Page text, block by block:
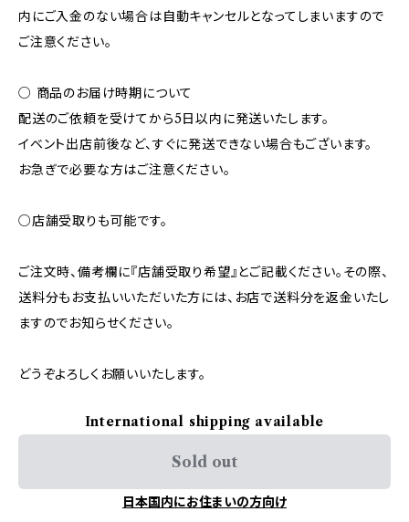
内にご入金のない場合は自動キャンセルとなってしまいますので
ご注意ください。
○ 商品のお届け時期について
配送のご依頼を受けてから5日以内に発送いたします。
イベント出店前後など、すぐに発送できない場合もございます。
お急ぎで必要な方はご注意ください。
○店舗受取りも可能です。
ご注文時、備考欄に『店舗受取り希望』とご記載ください。その際、
送料分もお支払いいただいた方には、お店で送料分を返金いたし
ますのでお知らせください。
どうぞよろしくお願いいたします。
International shipping available
Sold out
日本国内にお住まいの方向け